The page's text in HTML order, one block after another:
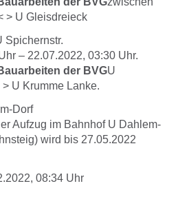
> U Gleisdreieck
Spichernstr.
– 22.07.2022, 03:30 Uhr.
der BVGU
U Krumme Lanke.
Dorf
Aufzug im Bahnhof U Dahlem-
wird bis 27.05.2022
08:34 Uhr